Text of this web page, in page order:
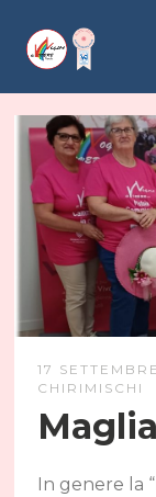
17
CHIRIMISCHI
In genere la